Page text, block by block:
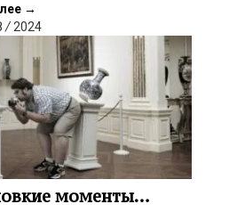
→
/ 2024
моменты…